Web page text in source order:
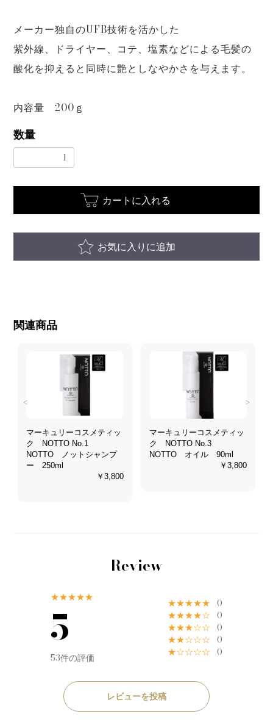
メーカー独自のUFB技術を活かした
紫外線、ドライヤー、コテ、塩素などによる毛髪の
酸化を抑えると同時に艶としなやかさを与えます。
内容量 200ｇ
数量
カートに入れる
お気に入りに追加
関連商品
<
マーキュリーコスメティッ
ク NOTTO No.1
NOTTO ノットシャンプ
ー 250ml
￥3,800
マーキュリーコスメティッ
ク NOTTO No.3
NOTTO オイル 90ml
￥3,800
>
Review
★★★★★
5
53件の評価
★★★★★ 0
★★★★☆ 0
★★★☆☆ 0
★★☆☆☆ 0
★☆☆☆☆ 0
レビューを投稿